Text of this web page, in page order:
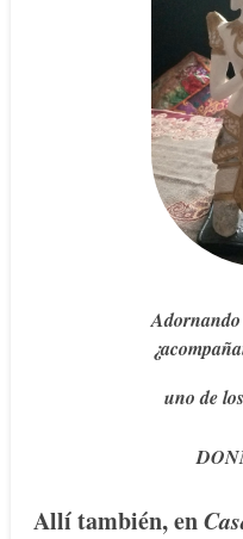
uno de
Allí también, en